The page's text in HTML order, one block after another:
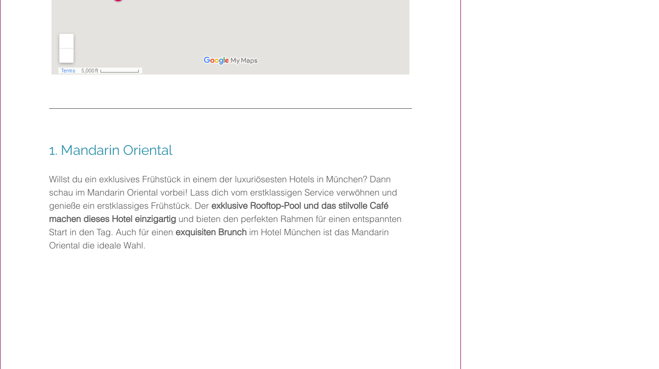
1. Mandarin Oriental
Willst du ein exklusives Frühstück in einem der luxuriösesten Hotels in München? Dann
schau im Mandarin Oriental vorbei! Lass dich vom erstklassigen Service verwöhnen und
genieße ein erstklassiges Frühstück. Der exklusive Rooftop-Pool und das stilvolle Café
machen dieses Hotel einzigartig und bieten den perfekten Rahmen für einen entspannten
Start in den Tag. Auch für einen exquisiten Brunch im Hotel München ist das Mandarin
Oriental die ideale Wahl.